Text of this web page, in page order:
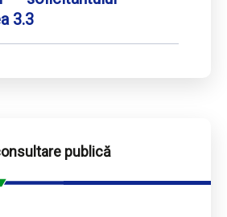
3.3
publică